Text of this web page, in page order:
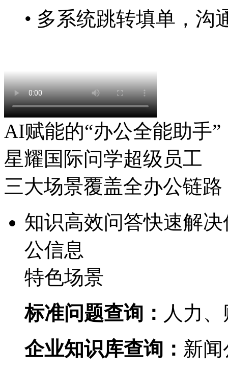
• 多系统跳转填单，
AI赋能的“办公全能助手”
星耀国际问学超级员工
三大场景覆盖全办公链路
知识高效问答快速解决
公信息
特色场景
标准问题查询： 人力
企业知识库查询： 新闻